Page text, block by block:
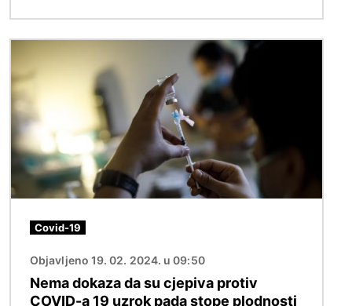
Covid-19
Objavljeno 19. 02. 2024. u 09:50
Nema dokaza da su cjepiva protiv
COVID-a 19 uzrok pada stope plodnosti